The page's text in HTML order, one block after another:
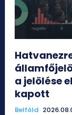
a jelölése
kapott
Belföld